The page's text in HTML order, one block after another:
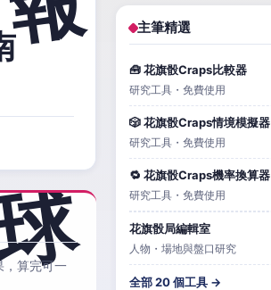
算完可一
主筆精選
🧰 花旗骰Craps比較器
研究工具・免費使用
🎲 花旗骰Craps情境模擬器
研究工具・免費使用
🔁 花旗骰Craps機率換算器
研究工具・免費使用
花旗骰局編輯室
人物・場地與盤口研究
全部 20 個工具 →